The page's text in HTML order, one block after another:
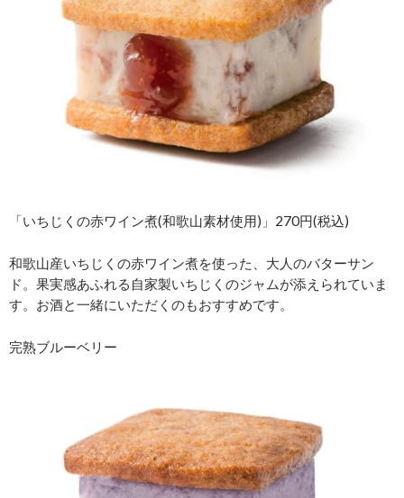
「いちじくの赤ワイン煮(和歌山素材使用)」270円(税込)
和歌山産いちじくの赤ワイン煮を使った、大人のバターサン
ド。果実感あふれる自家製いちじくのジャムが添えられていま
す。お酒と一緒にいただくのもおすすめです。
完熟ブルーベリー